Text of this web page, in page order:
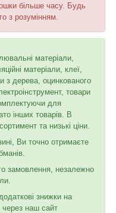
більше часу. Будь
з розумінням.
матеріали,
матеріали, клеї,
з дерева, оцинкованого
товари
для
інших товарів. В
та низькі ціни.
Ви точно отримаєте
замовлення, незалежно
знижки на
наш сайт